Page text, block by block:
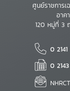
ศูนย์ราชการ
อาค
120 หมู่ที่ 3
0
0